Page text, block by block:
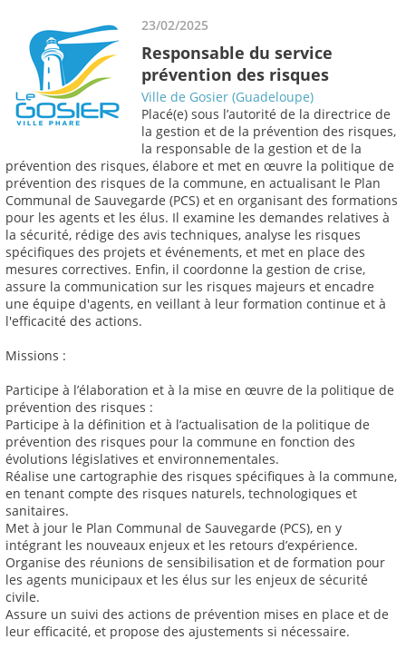
23/02/2025
Responsable du service
prévention des risques
Ville de Gosier (Guadeloupe)
Placé(e) sous l’autorité de la directrice de
la gestion et de la prévention des risques,
la responsable de la gestion et de la
prévention des risques, élabore et met en œuvre la politique de
prévention des risques de la commune, en actualisant le Plan
Communal de Sauvegarde (PCS) et en organisant des formations
pour les agents et les élus. Il examine les demandes relatives à
la sécurité, rédige des avis techniques, analyse les risques
spécifiques des projets et événements, et met en place des
mesures correctives. Enfin, il coordonne la gestion de crise,
assure la communication sur les risques majeurs et encadre
une équipe d'agents, en veillant à leur formation continue et à
l'efficacité des actions.
Missions :
Participe à l’élaboration et à la mise en œuvre de la politique de
prévention des risques :
Participe à la définition et à l’actualisation de la politique de
prévention des risques pour la commune en fonction des
évolutions législatives et environnementales.
Réalise une cartographie des risques spécifiques à la commune,
en tenant compte des risques naturels, technologiques et
sanitaires.
Met à jour le Plan Communal de Sauvegarde (PCS), en y
intégrant les nouveaux enjeux et les retours d’expérience.
Organise des réunions de sensibilisation et de formation pour
les agents municipaux et les élus sur les enjeux de sécurité
civile.
Assure un suivi des actions de prévention mises en place et de
leur efficacité, et propose des ajustements si nécessaire.